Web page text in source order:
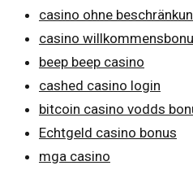
casino ohne
casino
beep beep casino
cashed casino login
bitcoin casino vodds
Echtgeld casino bonus
mga casino